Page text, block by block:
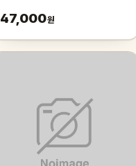
47,000원